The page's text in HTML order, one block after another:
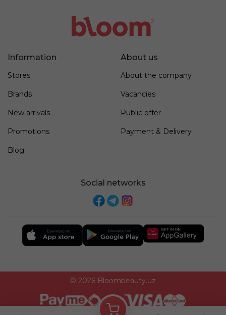
Information
Stores
Brands
New arrivals
Promotions
Blog
About us
About the company
Vacancies
Public offer
Payment & Delivery
Social networks
© 2026 Bloombeauty.uz